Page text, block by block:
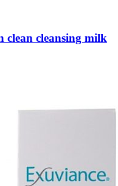
cleansing milk